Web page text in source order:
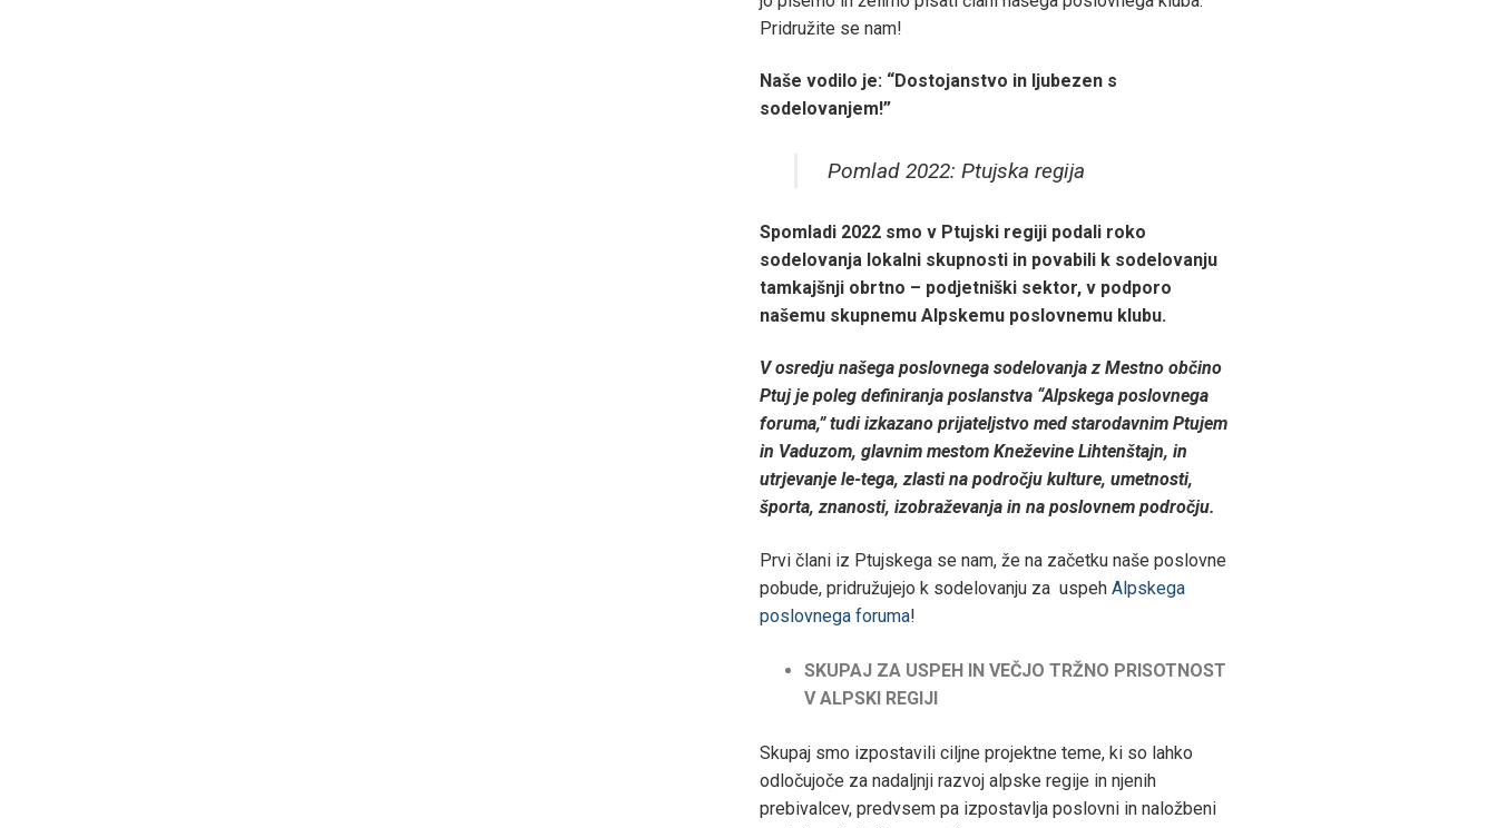
Pridružite se nam!
Naše vodilo je: “Dostojanstvo in ljubezen s
sodelovanjem!”
Pomlad 2022: Ptujska regija
Spomladi 2022 smo v Ptujski regiji podali roko
sodelovanja lokalni skupnosti in povabili k sodelovanju
tamkajšnji obrtno – podjetniški sektor, v podporo
našemu skupnemu Alpskemu poslovnemu klubu.
V osredju našega poslovnega sodelovanja z Mestno občino
Ptuj je poleg definiranja poslanstva “Alpskega poslovnega
foruma,” tudi izkazano prijateljstvo med starodavnim Ptujem
in Vaduzom, glavnim mestom Kneževine Lihtenštajn, in
utrjevanje le-tega, zlasti na področju kulture, umetnosti,
športa, znanosti, izobraževanja in na poslovnem področju.
Prvi člani iz Ptujskega se nam, že na začetku naše poslovne
pobude, pridružujejo k sodelovanju za uspeh Alpskega
poslovnega foruma!
SKUPAJ ZA USPEH IN VEČJO TRŽNO PRISOTNOST
V ALPSKI REGIJI
Skupaj smo izpostavili ciljne projektne teme, ki so lahko
odločujoče za nadaljnji razvoj alpske regije in njenih
prebivalcev, predvsem pa izpostavlja poslovni in naložbeni